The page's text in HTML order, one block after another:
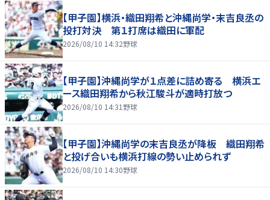
【甲子園】横浜・織田翔希と沖縄尚学・末吉良丞の
投打対決 第１打席は織田に軍配
2026/08/10 14:32野球
【甲子園】沖縄尚学が１点差に詰め寄る 横浜エ
ース織田翔希から秋江駿斗が適時打放つ
2026/08/10 14:31 野球
【甲子園】沖縄尚学の末吉良丞が降板 織田翔希
と投げ合いも横浜打線の勢い止められず
2026/08/10 14:30野球